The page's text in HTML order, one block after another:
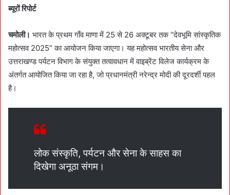
ब्यूरों रिपोर्ट
चमोली। भारत के प्रथम गाँव माणा में 25 से 26 अक्टूबर तक “देवभूमि सांस्कृतिक
महोत्सव 2025” का आयोजन किया जाएगा। यह महोत्सव भारतीय सेना और
उत्तराखण्ड पर्यटन विभाग के संयुक्त तत्वावधान में वाइब्रेंट विलेज कार्यक्रम के
अंतर्गत आयोजित किया जा रहा है, जो प्रधानमंत्री नरेन्द्र मोदी की दूरदर्शी पहल
है।
लोक संस्कृति, पर्यटन और सेना के साहस का
दिखेगा अनूठा संगम।